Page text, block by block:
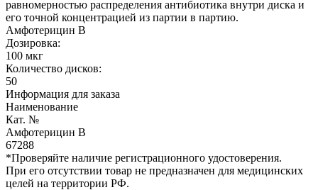
равномерностью распределения антибиотика внутри диска и
его точной концентрацией из партии в партию.
Амфотерицин В
Дозировка:
100 мкг
Количество дисков:
50
Информация для заказа
Наименование
Кат. №
Амфотерицин В
67288
*Проверяйте наличие регистрационного удостоверения.
При его отсутствии товар не предназначен для медицинских
целей на территории РФ.